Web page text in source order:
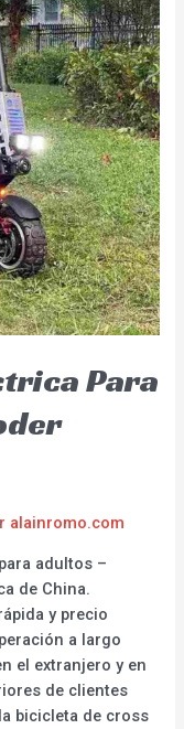
Para
alainromo.com
adultos –
de China.
y precio
a largo
el extranjero y en
de clientes
bicicleta de cross